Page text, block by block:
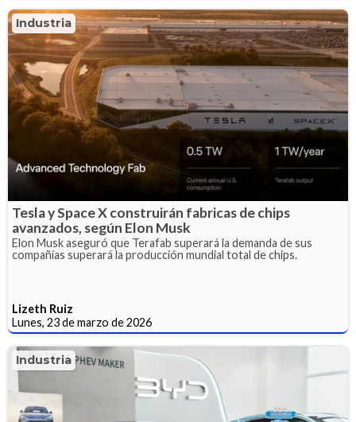
Industria
Tesla y Space X construirán fabricas de chips
avanzados, según Elon Musk
Elon Musk aseguró que Terafab superará la demanda de sus
compañías superará la producción mundial total de chips.
Lizeth Ruiz
Lunes, 23 de marzo de 2026
Industria